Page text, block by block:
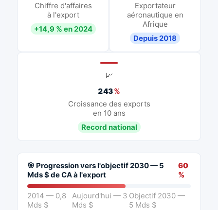
Chiffre d'affaires
à l'export
+14,9 % en 2024
Exportateur
aéronautique en
Afrique
Depuis 2018
📈
243%
Croissance des exports
en 10 ans
Record national
🎯 Progression vers l'objectif 2030 — 5
Mds $ de CA à l'export
60
%
2014 — 0,8
Mds $
Aujourd'hui — 3
Mds $
Objectif 2030 —
5 Mds $